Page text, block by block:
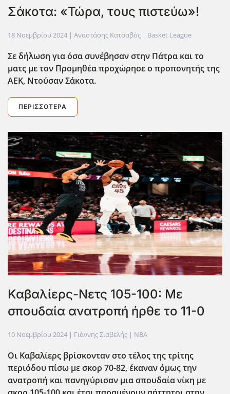
Σάκοτα: «Τώρα, τους πιστεύω»!
18 Νοεμβρίου 2024 | Αναστάσης Κατσαβός | Basket League
Σε δήλωση για όσα συνέβησαν στην Πάτρα και το
ματς με τον Προμηθέα προχώρησε ο προπονητής της
ΑΕΚ, Ντούσαν Σάκοτα.
ΠΕΡΙΣΣΌΤΕΡΑ
Καβαλίερς-Νετς 105-100: Με
σπουδαία ανατροπή ήρθε το 11-0
10 Νοεμβρίου 2024 | Γιάννης Σιαβελής | NBA
Οι Καβαλίερς βρίσκονταν στο τέλος της τρίτης
περιόδου πίσω με σκορ 70-82, έκαναν όμως την
ανατροπή και πανηγύρισαν μια σπουδαία νίκη με